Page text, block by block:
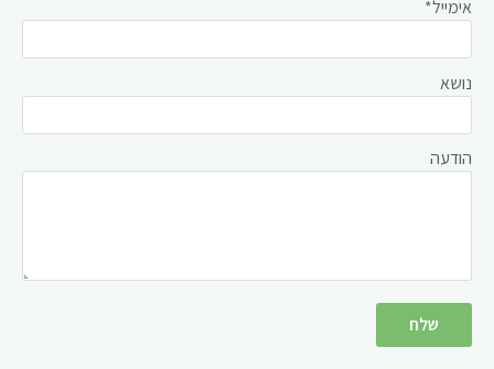
אימייל*
נושא
הודעה